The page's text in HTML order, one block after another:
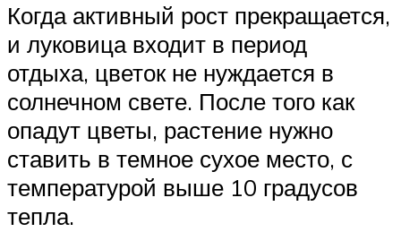
Когда активный рост прекращается,
и луковица входит в период
отдыха, цветок не нуждается в
солнечном свете. После того как
опадут цветы, растение нужно
ставить в темное сухое место, с
температурой выше 10 градусов
тепла.